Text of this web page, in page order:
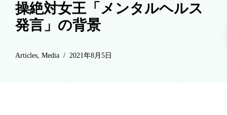
ス操絶対女王「メンタルヘルス
発言」の背景
Articles Media 2021年8月5日